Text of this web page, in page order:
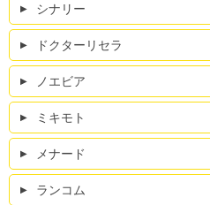
シナリー
ドクターリセラ
ノエビア
ミキモト
メナード
ランコム